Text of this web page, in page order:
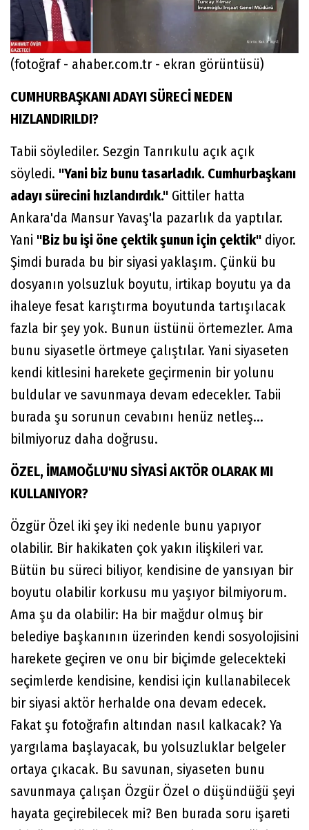
(fotoğraf - ahaber.com.tr - ekran görüntüsü)
CUMHURBAŞKANI ADAYI SÜRECİ NEDEN
HIZLANDIRILDI?
Tabii söylediler. Sezgin Tanrıkulu açık açık
söyledi. "Yani biz bunu tasarladık. Cumhurbaşkanı
adayı sürecini hızlandırdık." Gittiler hatta
Ankara'da Mansur Yavaş'la pazarlık da yaptılar.
Yani "Biz bu işi öne çektik şunun için çektik" diyor.
Şimdi burada bu bir siyasi yaklaşım. Çünkü bu
dosyanın yolsuzluk boyutu, irtikap boyutu ya da
ihaleye fesat karıştırma boyutunda tartışılacak
fazla bir şey yok. Bunun üstünü örtemezler. Ama
bunu siyasetle örtmeye çalıştılar. Yani siyaseten
kendi kitlesini harekete geçirmenin bir yolunu
buldular ve savunmaya devam edecekler. Tabii
burada şu sorunun cevabını henüz netleş...
bilmiyoruz daha doğrusu.
ÖZEL, İMAMOĞLU'NU SİYASİ AKTÖR OLARAK MI
KULLANIYOR?
Özgür Özel iki şey iki nedenle bunu yapıyor
olabilir. Bir hakikaten çok yakın ilişkileri var.
Bütün bu süreci biliyor, kendisine de yansıyan bir
boyutu olabilir korkusu mu yaşıyor bilmiyorum.
Ama şu da olabilir: Ha bir mağdur olmuş bir
belediye başkanının üzerinden kendi sosyolojisini
harekete geçiren ve onu bir biçimde gelecekteki
seçimlerde kendisine, kendisi için kullanabilecek
bir siyasi aktör herhalde ona devam edecek.
Fakat şu fotoğrafın altından nasıl kalkacak? Ya
yargılama başlayacak, bu yolsuzluklar belgeler
ortaya çıkacak. Bu savunan, siyaseten bunu
savunmaya çalışan Özgür Özel o düşündüğü şeyi
hayata geçirebilecek mi? Ben burada soru işareti